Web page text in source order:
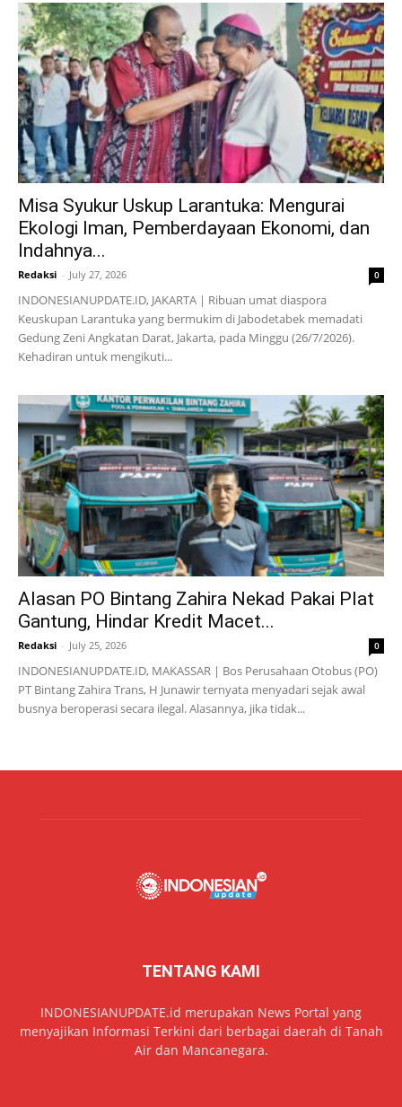
Misa Syukur Uskup Larantuka: Mengurai
Ekologi Iman, Pemberdayaan Ekonomi, dan
Indahnya...
Redaksi - July 27, 2026 0
INDONESIANUPDATE.ID, JAKARTA | Ribuan umat diaspora
Keuskupan Larantuka yang bermukim di Jabodetabek memadati
Gedung Zeni Angkatan Darat, Jakarta, pada Minggu (26/7/2026).
Kehadiran untuk mengikuti...
Alasan PO Bintang Zahira Nekad Pakai Plat
Gantung, Hindar Kredit Macet...
Redaksi - July 25, 2026 0
INDONESIANUPDATE.ID, MAKASSAR | Bos Perusahaan Otobus (PO)
PT Bintang Zahira Trans, H Junawir ternyata menyadari sejak awal
busnya beroperasi secara ilegal. Alasannya, jika tidak...
TENTANG KAMI
INDONESIANUPDATE.id merupakan News Portal yang
menyajikan Informasi Terkini dari berbagai daerah di Tanah
Air dan Mancanegara.